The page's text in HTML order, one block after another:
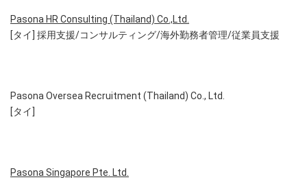
Pasona HR Consulting (Thailand) Co.,Ltd.
[タイ] 採用支援/コンサルティング/海外勤務者管理/従業員支援
Pasona Oversea Recruitment (Thailand) Co., Ltd.
[タイ]
Pasona Singapore Pte. Ltd.